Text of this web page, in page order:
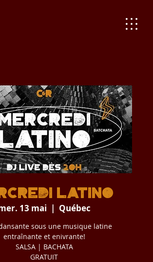
Latino
13 mai
  |
Québec
sous une musique latine
entraînante et enivrante!
SALSA | BACHATA
GRATUIT